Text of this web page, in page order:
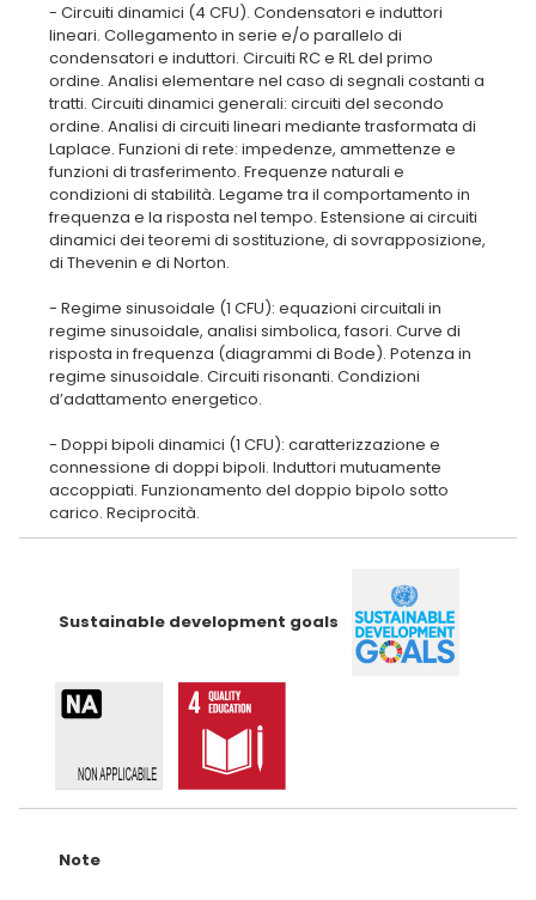
- Circuiti dinamici (4 CFU). Condensatori e induttori
lineari. Collegamento in serie e/o parallelo di
condensatori e induttori. Circuiti RC e RL del primo
ordine. Analisi elementare nel caso di segnali costanti a
tratti. Circuiti dinamici generali: circuiti del secondo
ordine. Analisi di circuiti lineari mediante trasformata di
Laplace. Funzioni di rete: impedenze, ammettenze e
funzioni di trasferimento. Frequenze naturali e
condizioni di stabilità. Legame tra il comportamento in
frequenza e la risposta nel tempo. Estensione ai circuiti
dinamici dei teoremi di sostituzione, di sovrapposizione,
di Thevenin e di Norton.
- Regime sinusoidale (1 CFU): equazioni circuitali in
regime sinusoidale, analisi simbolica, fasori. Curve di
risposta in frequenza (diagrammi di Bode). Potenza in
regime sinusoidale. Circuiti risonanti. Condizioni
d’adattamento energetico.
- Doppi bipoli dinamici (1 CFU): caratterizzazione e
connessione di doppi bipoli. Induttori mutuamente
accoppiati. Funzionamento del doppio bipolo sotto
Sustainable development goals
Note